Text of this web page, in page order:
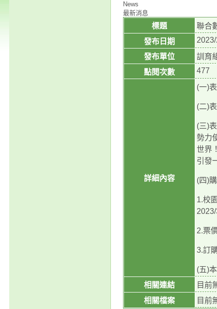
News
最新消息
標題
聯合
發布日期
發布單位
訓育
點閱次數
477
詳細內容
(一)
(二)
(三)
勢力
世界
引發
(四)
1.校
2.票
3.訂
(五)
相關連結
目前
相關檔案
目前